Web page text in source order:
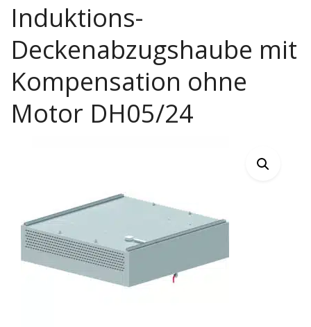
Induktions-
Deckenabzugshaube mit
Kompensation ohne
Motor DH05/24